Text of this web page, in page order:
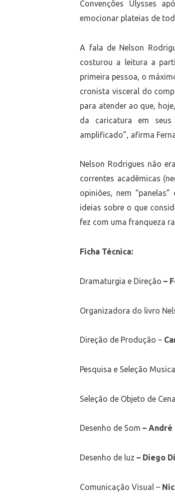
Convenções Ulysses
emocionar plateias de
A fala de Nelson
costurou a leitura a
primeira pessoa, o
cronista visceral do
para atender ao que,
da caricatura em
amplificado”, afirma
Nelson Rodrigues não
correntes acadêmicas
opiniões, nem
ideias sobre o que
fez com uma franqueza
Ficha Técnica:
Dramaturgia e Direção–
Organizadora do livro
Direção de Produção –
Pesquisa e Seleção
Seleção de Objeto de
Desenho de Som– André
Desenho de luz– Diego
Comunicação Visual –